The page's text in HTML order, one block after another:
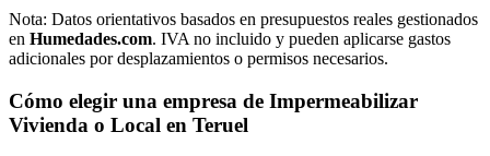
Nota: Datos orientativos basados en presupuestos reales gestionados
en Humedades.com. IVA no incluido y pueden aplicarse gastos
adicionales por desplazamientos o permisos necesarios.
Cómo elegir una empresa de Impermeabilizar
Vivienda o Local en Teruel